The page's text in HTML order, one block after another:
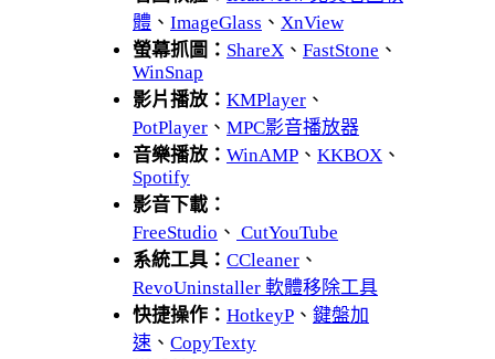
體 、 ImageGlass 、 XnView
螢幕抓圖： ShareX 、 FastStone 、
WinSnap
影片播放： KMPlayer 、
PotPlayer 、 MPC影音播放器
音樂播放： WinAMP 、 KKBOX 、
Spotify
影音下載：
FreeStudio 、 CutYouTube
系統工具： CCleaner 、
RevoUninstaller 軟體移除工具
快捷操作： HotkeyP 、 鍵盤加
速 、 CopyTexty